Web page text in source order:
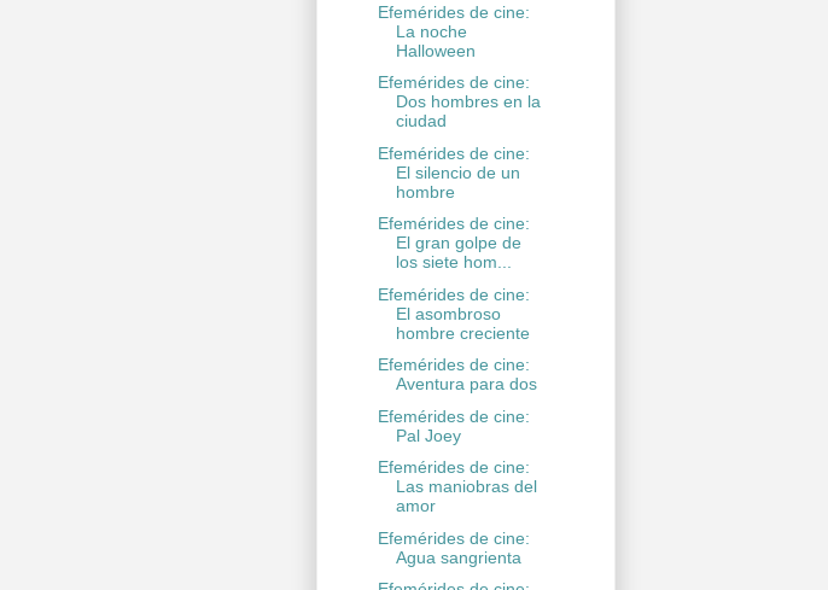
Efemérides de cine:
La noche
Halloween
Efemérides de cine:
Dos hombres en la
ciudad
Efemérides de cine:
El silencio de un
hombre
Efemérides de cine:
El gran golpe de
los siete hom...
Efemérides de cine:
El asombroso
hombre creciente
Efemérides de cine:
Aventura para dos
Efemérides de cine:
Pal Joey
Efemérides de cine:
Las maniobras del
amor
Efemérides de cine:
Agua sangrienta